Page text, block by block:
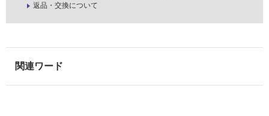
返品・交換について